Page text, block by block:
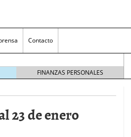
Contacto
FINANZAS PERSONALES
23 de enero